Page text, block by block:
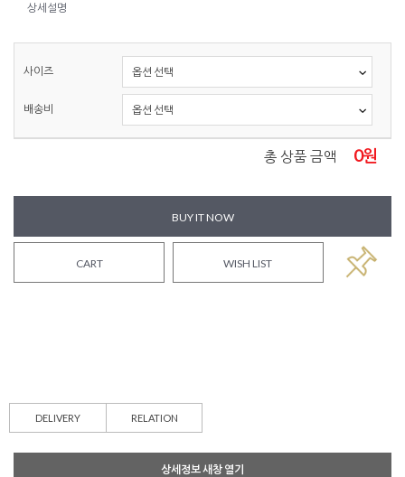
상세설명
사이즈
배송비
총 상품 금액 0원
BUY IT NOW
CART WISH LIST
DELIVERY RELATION
상세정보 새창 열기